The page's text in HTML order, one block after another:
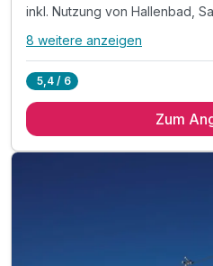
inkl. Nutzung von Hallenbad,
Alle Inklusivleistungen
4 x reichhaltiges Frühstück
inkl. professionelle
inkl. leichter Mittags-Snack +
8 weitere anzeigen
5,4 / 6
Zum